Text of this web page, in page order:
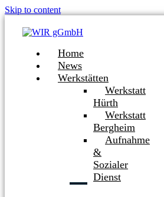
Skip to content
Home
News
Werkstätten
Werkstatt
Hürth
Werkstatt
Bergheim
Aufnahme
&
Sozialer
Dienst